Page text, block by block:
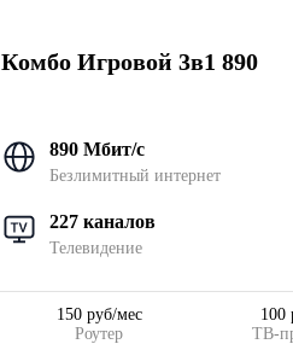
Комбо Игровой 3в1 890
890 Мбит/с
Безлимитный интернет
227 каналов
Телевидение
Роутер
150 руб/мес
ТВ-
100